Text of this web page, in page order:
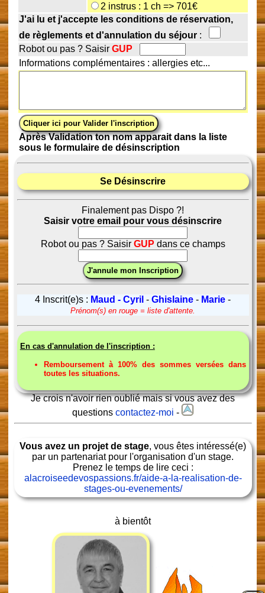
2 instrus : 1 ch => 701€
J'ai lu et j'accepte les conditions de réservation,
de règlements et d'annulation du séjour:
Robot ou pas ? Saisir GUP
Informations complémentaires : allergies etc...
Après Validation ton nom apparait dans la liste
sous le formulaire de désinscription
Se Désinscrire
Finalement pas Dispo ?!
Saisir votre email pour vous désinscrire
Robot ou pas ? Saisir GUP dans ce champs
4 Inscrit(e)s : Maud - Cyril -Ghislaine- Marie -
Prénom(s) en rouge = liste d'attente.
En cas d'annulation de l'inscription :
Remboursement à 100% des sommes versées dans
toutes les situations.
Je crois n'avoir rien oublié mais si vous avez des
questionscontactez-moi -
Vous avez un projet de stage, vous êtes intéressé(e)
par un partenariat pour l'organisation d'un stage.
Prenez le temps de lire ceci :
alacroiseedevospassions.fr/aide-a-la-realisation-de-
stages-ou-evenements/
à bientôt